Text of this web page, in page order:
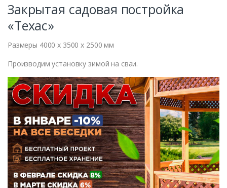
Закрытая садовая постройка
«Техас»
Размеры 4000 x 3500 x 2500 мм
Производим установку зимой на сваи.